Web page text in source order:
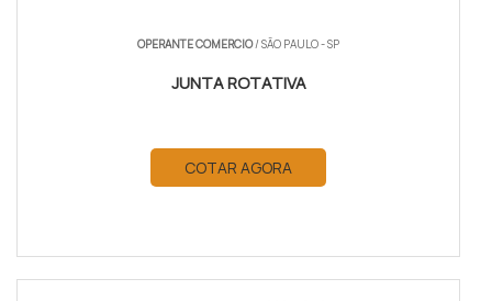
OPERANTE COMERCIO/ SÃO PAULO - SP
JUNTA ROTATIVA
COTAR AGORA